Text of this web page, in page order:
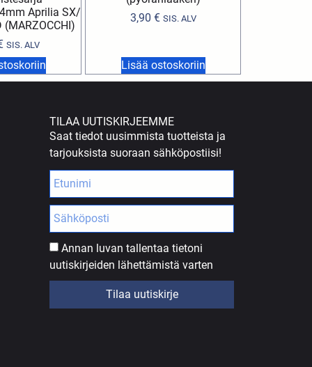
Aprilia SX/
(MARZOCCHI)
SIS. ALV
3,90 € SIS. ALV
Lisää ostoskoriin
TILAA UUTISKIRJEEMME
Saat tiedot uusimmista tuotteista ja
tarjouksista suoraan sähköpostiisi!
Annan luvan tallentaa tietoni
uutiskirjeiden lähettämistä varten
Tilaa uutiskirje